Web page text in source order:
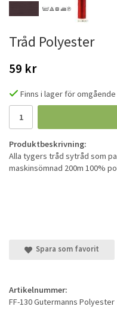
Tråd Polyester
59 kr
Finns i lager för
Produktbeskrivning:
Alla tygers tråd sytråd som
maskinsömnad 200m 100%
Spara som favorit
Artikelnummer:
FF-130 Gutermanns Polyester